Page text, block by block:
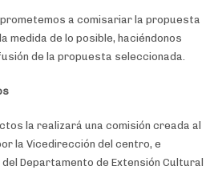
a comisariar la propuesta
medida de lo posible, haciéndonos
de la propuesta seleccionada.
la realizará una comisión creada al
la Vicedirección del centro, e
Departamento de Extensión Cultural